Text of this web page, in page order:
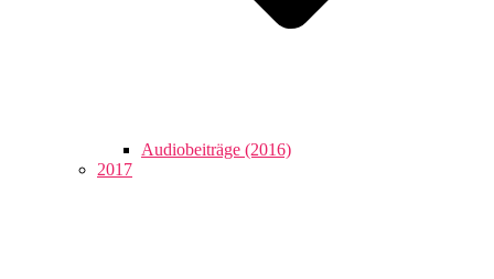
Audiobeiträge (2016)
2017